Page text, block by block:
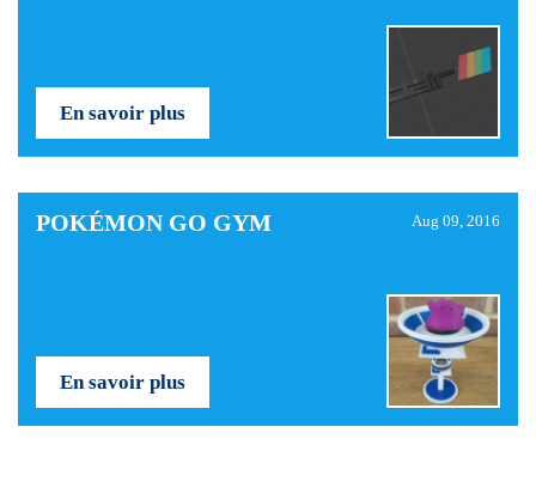
En savoir plus
POKÉMON GO GYM Aug 09, 2016
En savoir plus